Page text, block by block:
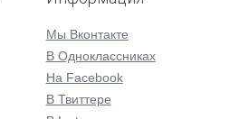
Мы Вконтакте
В Одноклассниках
На Facebook
В Твиттере